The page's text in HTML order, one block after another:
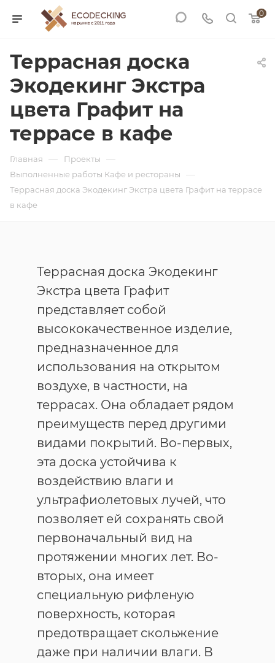
0
Террасная доска
Экодекинг Экстра
цвета Графит на
террасе в кафе
Главная — Проекты —
Выполненные работы Кафе и рестораны —
Террасная доска Экодекинг Экстра цвета Графит на террасе
в кафе
Террасная доска Экодекинг
Экстра цвета Графит
представляет собой
высококачественное изделие,
предназначенное для
использования на открытом
воздухе, в частности, на
террасах. Она обладает рядом
преимуществ перед другими
видами покрытий. Во-первых,
эта доска устойчива к
воздействию влаги и
ультрафиолетовых лучей, что
позволяет ей сохранять свой
первоначальный вид на
протяжении многих лет. Во-
вторых, она имеет
специальную рифленую
поверхность, которая
предотвращает скольжение
даже при наличии влаги. В